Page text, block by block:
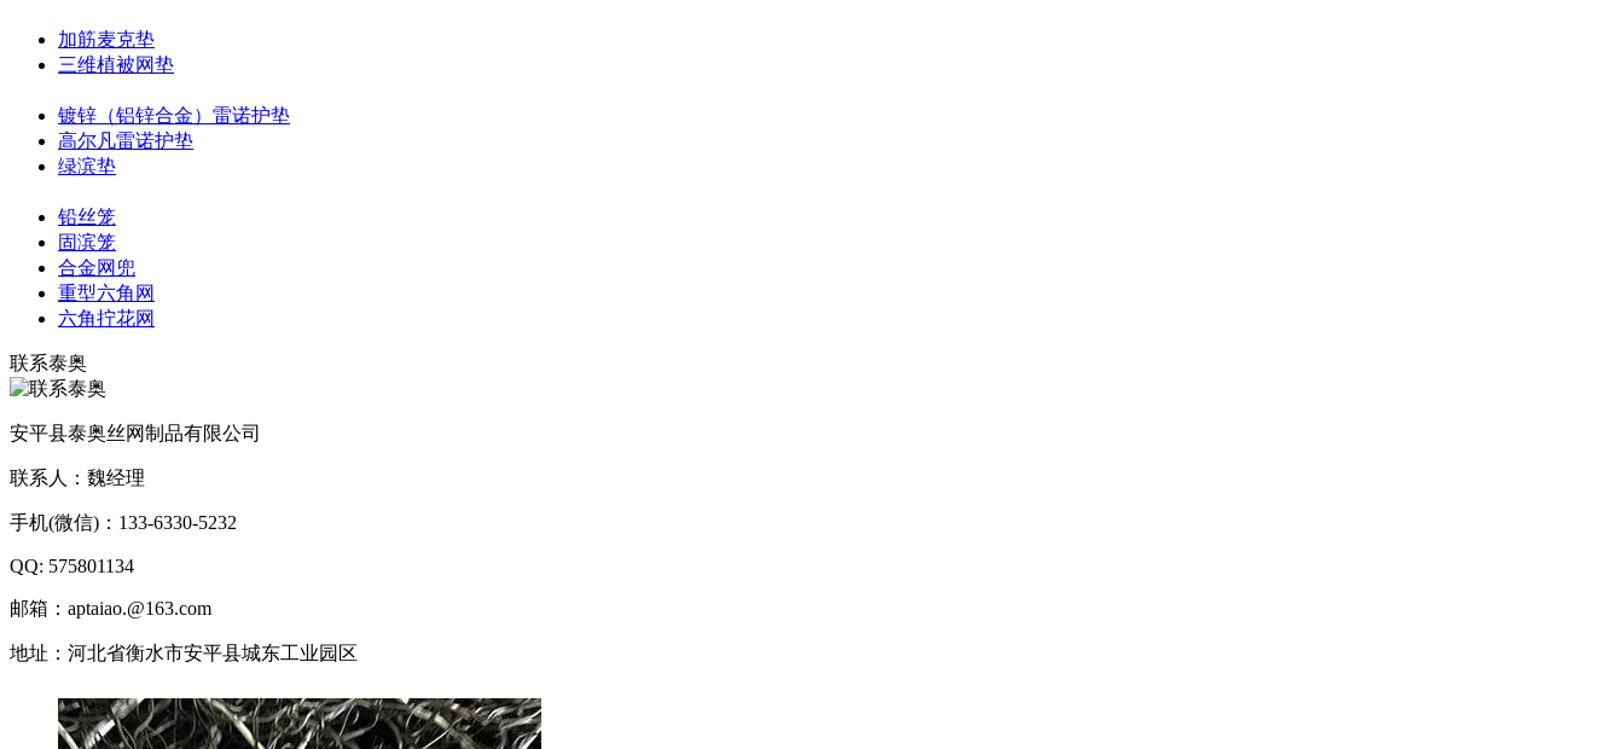
加筋麦克垫
三维植被网垫
镀锌（铝锌合金）雷诺护垫
高尔凡雷诺护垫
绿滨垫
铅丝笼
固滨笼
合金网兜
重型六角网
六角拧花网
联系泰奥
安平县泰奥丝网制品有限公司
联系人：魏经理
手机(微信)：133-6330-5232
QQ: 575801134
邮箱：aptaiao.@163.com
地址：河北省衡水市安平县城东工业园区